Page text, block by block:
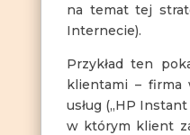
na temat tej
Internecie).
Przykład ten
klientami – firma
usług („HP Instant
w którym klient